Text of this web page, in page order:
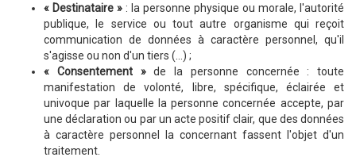
« Destinataire » : la personne physique ou morale, l'autorité
publique, le service ou tout autre organisme qui reçoit
communication de données à caractère personnel, qu'il
s'agisse ou non d'un tiers (…) ;
« Consentement »de la personne concernée : toute
manifestation de volonté, libre, spécifique, éclairée et
univoque par laquelle la personne concernée accepte, par
une déclaration ou par un acte positif clair, que des données
à caractère personnel la concernant fassent l'objet d'un
traitement.